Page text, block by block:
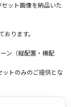
ット画像を納品いた
ります。
ン（縦配置・横配
トのみのご提供とな